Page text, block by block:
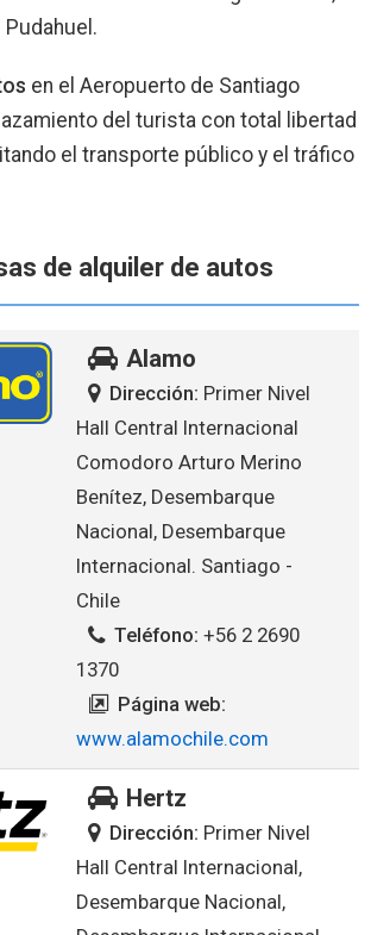
en el Aeropuerto de Santiago
del turista con total libertad
el transporte público y el tráfico
de alquiler de autos
Alamo
Dirección: Primer Nivel
Hall Central Internacional
Comodoro Arturo Merino
Benítez, Desembarque
Nacional, Desembarque
Internacional. Santiago -
Chile
Teléfono: +56 2 2690
1370
Página web:
www.alamochile.com
Hertz
Dirección: Primer Nivel
Hall Central Internacional,
Desembarque Nacional,